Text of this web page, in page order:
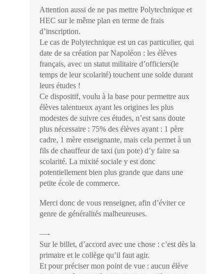
Attention aussi de ne pas mettre Polytechnique et
HEC sur le même plan en terme de frais
d’inscription.
Le cas de Polytechnique est un cas particulier, qui
date de sa création par Napoléon : les élèves
français, avec un statut militaire d’officiers(le
temps de leur scolarité) touchent une solde durant
leurs études !
Ce dispositif, voulu à la base pour permettre aux
élèves talentueux ayant les origines les plus
modestes de suivre ces études, n’est sans doute
plus nécessaire : 75% des élèves ayant : 1 père
cadre, 1 mère enseignante, mais cela permet à un
fils de chauffeur de taxi (un pote) d’y faire sa
scolarité. La mixité sociale y est donc
potentiellement bien plus grande que dans une
petite école de commerce.
Merci donc de vous renseigner, afin d’éviter ce
genre de généralités malheureuses.
—-
Sur le billet, d’accord avec une chose : c’est dès la
primaire et le collège qu’il faut agir.
Et pour préciser mon point de vue : aucun élève